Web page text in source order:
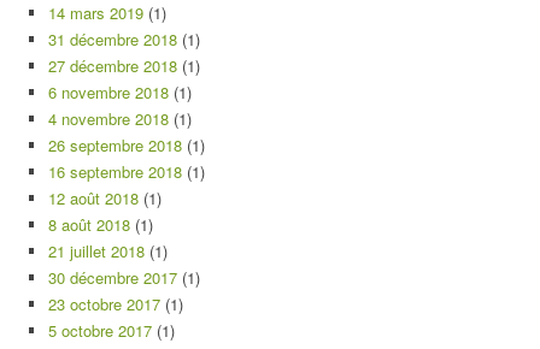
14 mars 2019 (1)
31 décembre 2018 (1)
27 décembre 2018 (1)
6 novembre 2018 (1)
4 novembre 2018 (1)
26 septembre 2018 (1)
16 septembre 2018 (1)
12 août 2018 (1)
8 août 2018 (1)
21 juillet 2018 (1)
30 décembre 2017 (1)
23 octobre 2017 (1)
5 octobre 2017 (1)